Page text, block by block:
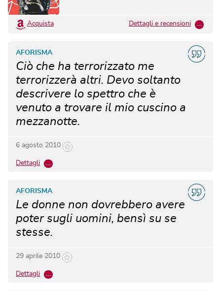
Acquista Dettagli e recensioni …
Ciò che ha terrorizzato me
terrorizzerà altri. Devo soltanto
descrivere lo spettro che è
venuto a trovare il mio cuscino a
mezzanotte.
AFORISMA
6 agosto 2010
Dettagli …
Le donne non dovrebbero avere
poter sugli uomini, bensì su se
stesse.
AFORISMA
29 aprile 2010
Dettagli …